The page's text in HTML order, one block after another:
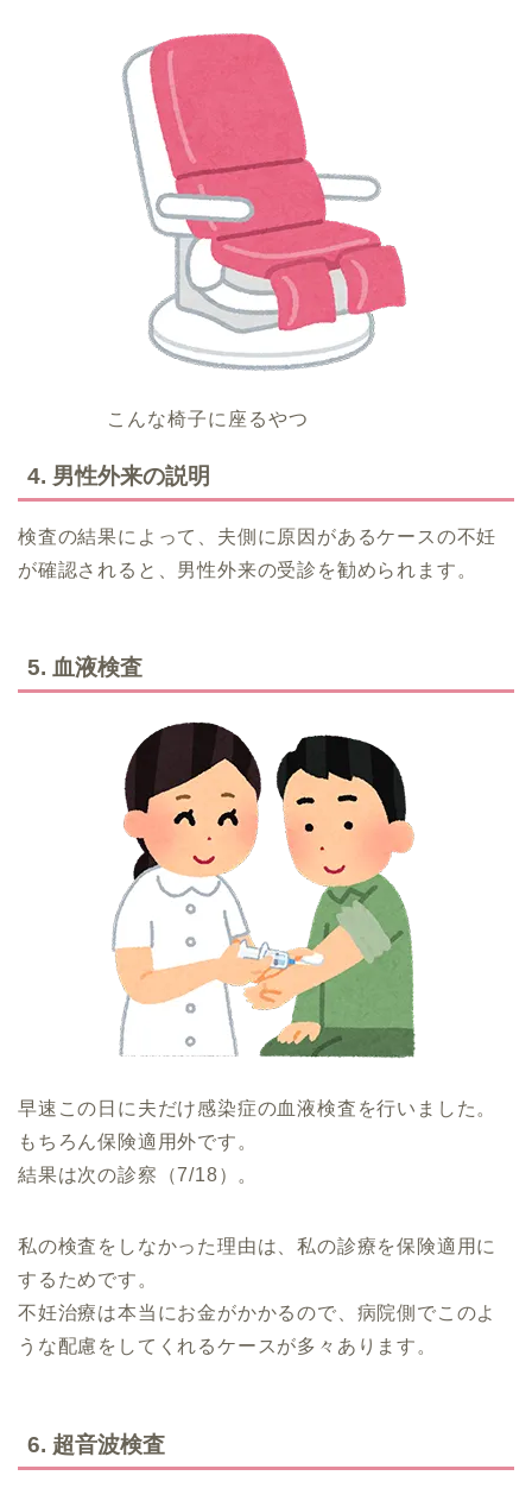
こんな椅子に座るやつ
4. 男性外来の説明
検査の結果によって、夫側に原因があるケースの不妊
が確認されると、男性外来の受診を勧められます。
5. 血液検査
早速この日に夫だけ感染症の血液検査を行いました。
もちろん保険適用外です。
結果は次の診察（7/18）。
私の検査をしなかった理由は、私の診療を保険適用に
するためです。
不妊治療は本当にお金がかかるので、病院側でこのよ
うな配慮をしてくれるケースが多々あります。
6. 超音波検査